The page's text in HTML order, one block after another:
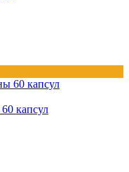
капсул